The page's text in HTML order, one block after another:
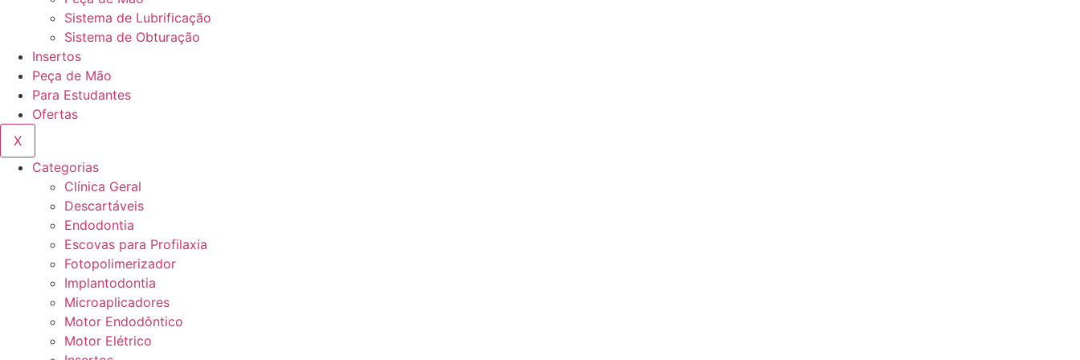
Sistema de Lubrificação
Sistema de Obturação
Insertos
Peça de Mão
Para Estudantes
Ofertas
X
Categorias
Clínica Geral
Descartáveis
Endodontia
Escovas para Profilaxia
Fotopolimerizador
Implantodontia
Microaplicadores
Motor Endodôntico
Motor Elétrico